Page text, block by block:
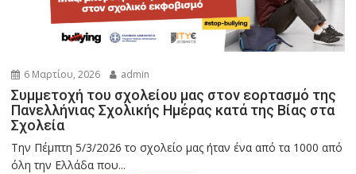
6 Μαρτίου, 2026 admin
Συμμετοχή του σχολείου μας στον εορτασμό της
Πανελλήνιας Σχολικής Ημέρας κατά της Βίας στα
Σχολεία
Την Πέμπτη 5/3/2026 το σχολείο μας ήταν ένα από τα 1000 από
όλη την Ελλάδα που...